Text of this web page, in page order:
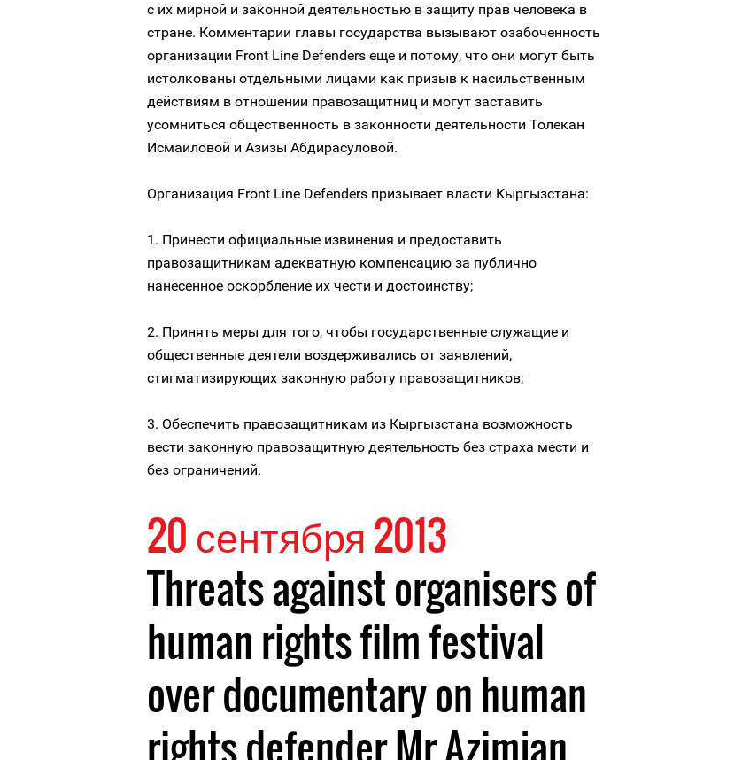
с их мирной и законной деятельностью в защиту прав человека в
стране. Комментарии главы государства вызывают озабоченность
организации Front Line Defenders еще и потому, что они могут быть
истолкованы отдельными лицами как призыв к насильственным
действиям в отношении правозащитниц и могут заставить
усомниться общественность в законности деятельности Толекан
Исмаиловой и Азизы Абдирасуловой.
Организация Front Line Defenders призывает власти Кыргызстана:
1. Принести официальные извинения и предоставить
правозащитникам адекватную компенсацию за публично
нанесенное оскорбление их чести и достоинству;
2. Принять меры для того, чтобы государственные служащие и
общественные деятели воздерживались от заявлений,
стигматизирующих законную работу правозащитников;
3. Обеспечить правозащитникам из Кыргызстана возможность
вести законную правозащитную деятельность без страха мести и
без ограничений.
20 сентября 2013
Threats against organisers of
human rights film festival
over documentary on human
rights defender Mr Azimjan